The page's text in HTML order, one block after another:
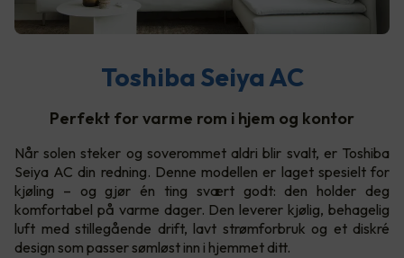
Toshiba Seiya AC
Perfekt for varme rom i hjem og kontor
Når solen steker og soverommet aldri blir svalt, er Toshiba
Seiya AC din redning. Denne modellen er laget spesielt for
kjøling – og gjør én ting svært godt: den holder deg
komfortabel på varme dager. Den leverer kjølig, behagelig
luft med stillegående drift, lavt strømforbruk og et diskré
design som passer sømløst inn i hjemmet ditt.